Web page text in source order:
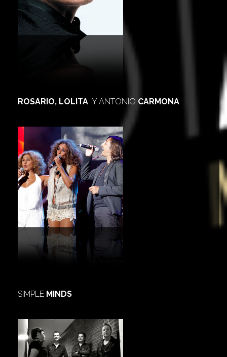
ROSARIO, LOLITA Y ANTONIO CARMONA
SIMPLE MINDS